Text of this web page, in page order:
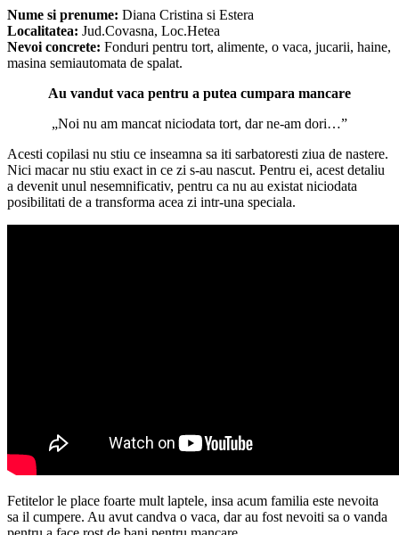
Nume si prenume: Diana Cristina si Estera
Localitatea: Jud.Covasna, Loc.Hetea
Nevoi concrete: Fonduri pentru tort, alimente, o vaca, jucarii, haine,
masina semiautomata de spalat.
Au vandut vaca pentru a putea cumpara mancare
„Noi nu am mancat niciodata tort, dar ne-am dori…”
Acesti copilasi nu stiu ce inseamna sa iti sarbatoresti ziua de nastere.
Nici macar nu stiu exact in ce zi s-au nascut. Pentru ei, acest detaliu
a devenit unul nesemnificativ, pentru ca nu au existat niciodata
posibilitati de a transforma acea zi intr-una speciala.
Fetitelor le place foarte mult laptele, insa acum familia este nevoita
sa il cumpere. Au avut candva o vaca, dar au fost nevoiti sa o vanda